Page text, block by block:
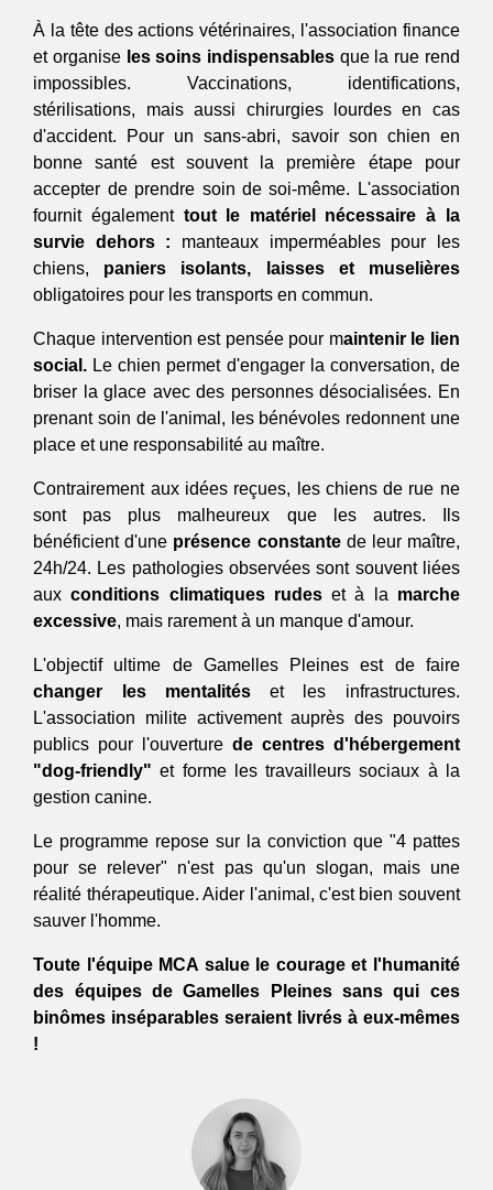
À la tête des actions vétérinaires, l'association finance
et organise les soins indispensables que la rue rend
impossibles. Vaccinations, identifications,
stérilisations, mais aussi chirurgies lourdes en cas
d'accident. Pour un sans-abri, savoir son chien en
bonne santé est souvent la première étape pour
accepter de prendre soin de soi-même. L'association
fournit également tout le matériel nécessaire à la
survie dehors : manteaux imperméables pour les
chiens, p
aniers isolants, laisses et muselières
obligatoires pour les transports en commun.
Chaque intervention est pensée pour maintenir le lien
social. Le chien permet d'engager la conversation, de
briser la glace avec des personnes désocialisées. En
prenant soin de l'animal, les bénévoles redonnent une
place et une responsabilité au maître.
Contrairement aux idées reçues, les chiens de rue ne
sont pas plus malheureux que les autres. Ils
bénéficient d'une présence constante de leur maître,
24h/24. Les pathologies observées sont souvent liées
aux conditions climatiques rudes et à la marche
excessive, mais rarement à un manque d'amour.
L'objectif ultime de Gamelles Pleines est de faire
changer les mentalités et les infrastructures.
L'association milite activement auprès des pouvoirs
publics pour l'ouverture de centres d'hébergement
"dog-friendly" et forme les travailleurs sociaux à la
gestion canine.
Le programme repose sur la conviction que "4 pattes
pour se relever" n'est pas qu'un slogan, mais une
réalité thérapeutique. Aider l'animal, c'est bien souvent
sauver l'homme.
Toute l'équipe MCA salue le courage et l'humanité
des équipes de Gamelles Pleines sans qui ces
binômes inséparables seraient livrés à eux-mêmes
!